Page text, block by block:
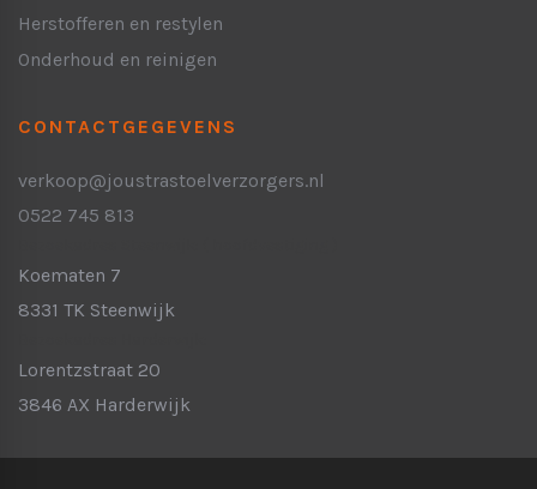
Herstofferen en restylen
Onderhoud en reinigen
CONTACTGEGEVENS
verkoop@joustrastoelverzorgers.nl
0522 745 813
Koematen 7
8331 TK Steenwijk
Lorentzstraat 20
3846 AX Harderwijk